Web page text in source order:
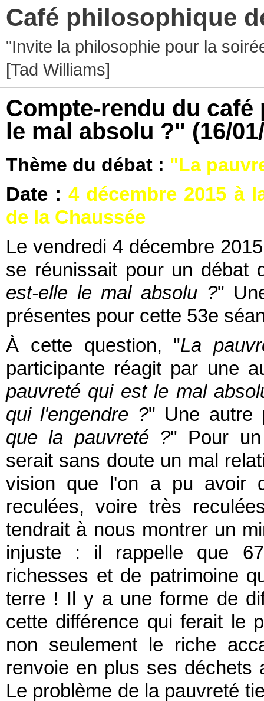
Café philosophique
"Invite la philosophie pour la
[Tad Williams]
Compte-rendu du
le mal absolu ?" (16/
Thème du débat : "La
Date :4 décembre 2015 à
de la Chaussée
Le vendredi 4 décembre
se réunissait pour un débat
est-elle le mal absolu ?"
présentes pour cette 53e
À cette question, "La
participante réagit par une
pauvreté qui est le mal
qui l'engendre ?" Une autre
que la pauvreté ?" Pour un
serait sans doute un mal
vision que l'on a pu avoir
reculées, voire très
tendrait à nous montrer un
injuste : il rappelle que
richesses et de patrimoine
terre ! Il y a une forme de
cette différence qui ferait le
non seulement le riche
renvoie en plus ses déchets
Le problème de la pauvreté